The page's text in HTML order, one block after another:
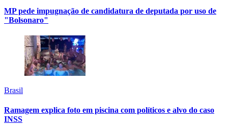
MP pede impugnação de candidatura de deputada por uso de
"Bolsonaro"
Brasil
Ramagem explica foto em piscina com políticos e alvo do caso
INSS